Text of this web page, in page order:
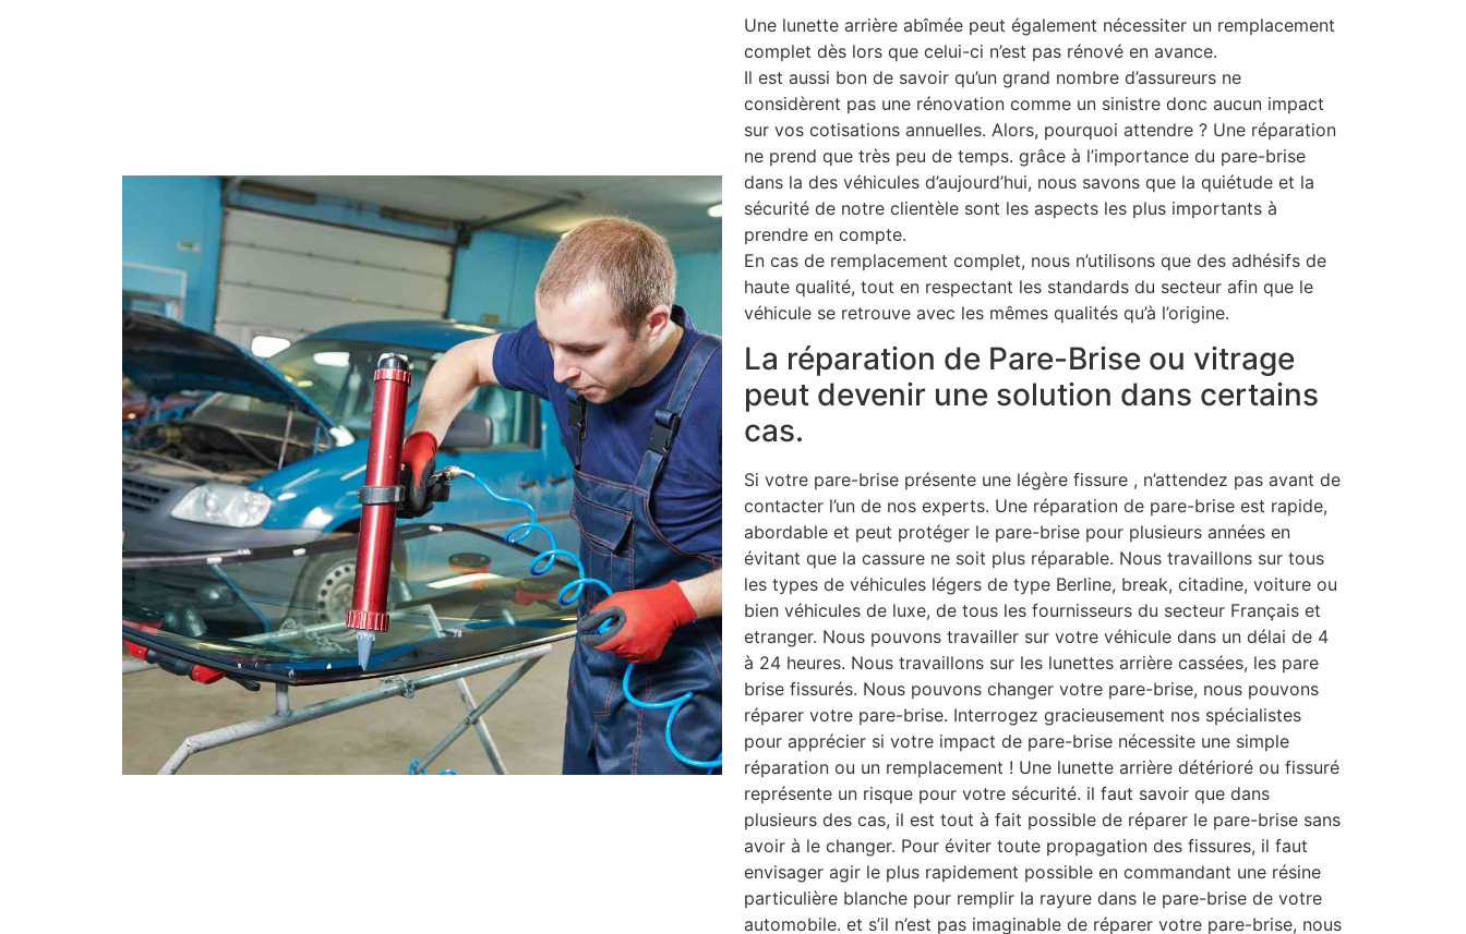
Une lunette arrière abîmée peut également nécessiter un remplacement
complet dès lors que celui-ci n’est pas rénové en avance.
Il est aussi bon de savoir qu’un grand nombre d’assureurs ne
considèrent pas une rénovation comme un sinistre donc aucun impact
sur vos cotisations annuelles. Alors, pourquoi attendre ? Une réparation
ne prend que très peu de temps. grâce à l’importance du pare-brise
dans la des véhicules d’aujourd’hui, nous savons que la quiétude et la
sécurité de notre clientèle sont les aspects les plus importants à
prendre en compte.
En cas de remplacement complet, nous n’utilisons que des adhésifs de
haute qualité, tout en respectant les standards du secteur afin que le
véhicule se retrouve avec les mêmes qualités qu’à l’origine.
La réparation de Pare-Brise ou vitrage
peut devenir une solution dans certains
cas.
Si votre pare-brise présente une légère fissure , n’attendez pas avant de
contacter l’un de nos experts. Une réparation de pare-brise est rapide,
abordable et peut protéger le pare-brise pour plusieurs années en
évitant que la cassure ne soit plus réparable. Nous travaillons sur tous
les types de véhicules légers de type Berline, break, citadine, voiture ou
bien véhicules de luxe, de tous les fournisseurs du secteur Français et
etranger. Nous pouvons travailler sur votre véhicule dans un délai de 4
à 24 heures. Nous travaillons sur les lunettes arrière cassées, les pare
brise fissurés. Nous pouvons changer votre pare-brise, nous pouvons
réparer votre pare-brise. Interrogez gracieusement nos spécialistes
pour apprécier si votre impact de pare-brise nécessite une simple
réparation ou un remplacement ! Une lunette arrière détérioré ou fissuré
représente un risque pour votre sécurité. il faut savoir que dans
plusieurs des cas, il est tout à fait possible de réparer le pare-brise sans
avoir à le changer. Pour éviter toute propagation des fissures, il faut
envisager agir le plus rapidement possible en commandant une résine
particulière blanche pour remplir la rayure dans le pare-brise de votre
automobile. et s’il n’est pas imaginable de réparer votre pare-brise, nous